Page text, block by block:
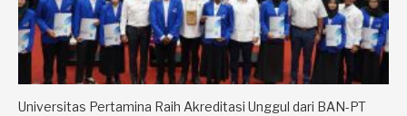
Universitas Pertamina Raih Akreditasi Unggul dari BAN-PT